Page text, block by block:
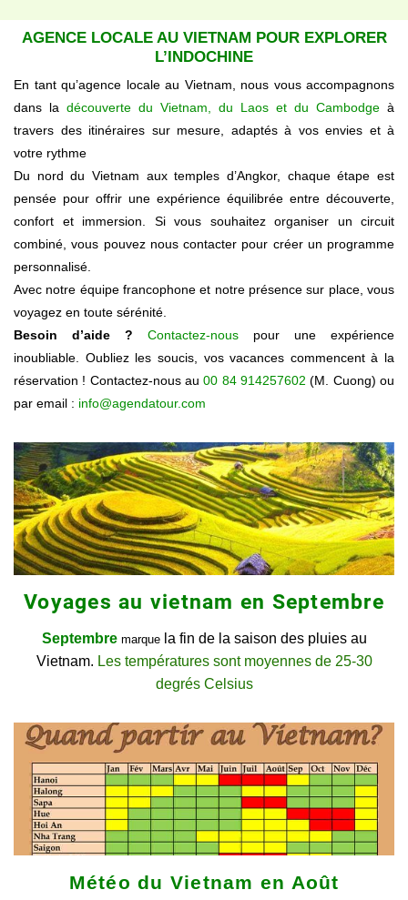
AGENCE LOCALE AU VIETNAM POUR EXPLORER
L’INDOCHINE
En tant qu’agence locale au Vietnam , nous vous accompagnons
dans la découverte du Vietnam, du Laos et du Cambodge à
travers des itinéraires sur mesure, adaptés à vos envies et à
votre rythme
Du nord du Vietnam aux temples d’Angkor, chaque étape est
pensée pour offrir une expérience équilibrée entre découverte,
confort et immersion. Si vous souhaitez organiser un circuit
combiné , vous pouvez nous contacter pour créer un programme
personnalisé
Avec notre équipe francophone et notre présence sur place, vous
voyagez en toute sérénité.
Besoin d’aide ?
Contactez-nous pour une expérience
inoubliable. Oubliez les soucis, vos vacances commencent à la
réservation ! Contactez-nous au00 84 914257602 (M. Cuong) ou
par email : info@agendatour.com
Voyages au vietnam en Septembre
Septembre marque la fin de la saison des pluies au
Vietnam. Les températures sont moyennes de 25-30
degrés Celsius
Météo du Vietnam en Août